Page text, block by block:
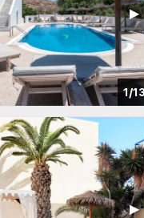
1/
▶︎
▶︎